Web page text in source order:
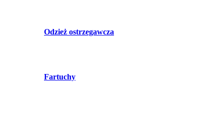
Odzież ostrzegawcza
Fartuchy